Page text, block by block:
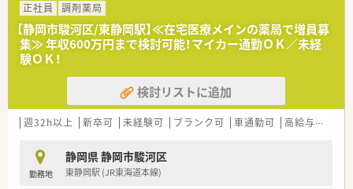
正社員
調剤薬局
【静岡市駿河区/東静岡駅】≪在宅医療メインの薬局で増員募
集≫ 年収600万円まで検討可能！マイカー通勤ＯＫ／未経
験ＯＫ！
検討リストに追加
週32h以上 新卒可 未経験可 ブランク可 車通勤可 高給与(600万円以上)
勤務地
静岡県 静岡市駿河区
東静岡駅 (JR東海道本線)